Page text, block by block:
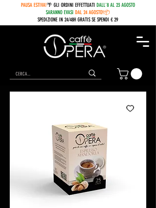
PAUSA ESTIVA!🌴 GLI ORDINI EFFETTUATI DALL'8 AL 23 AGOSTO
SARANNO EVASI DAL 24 AGOSTO!📦
SPEDIZIONE IN 24/48H GRATIS SE SPENDI € 29